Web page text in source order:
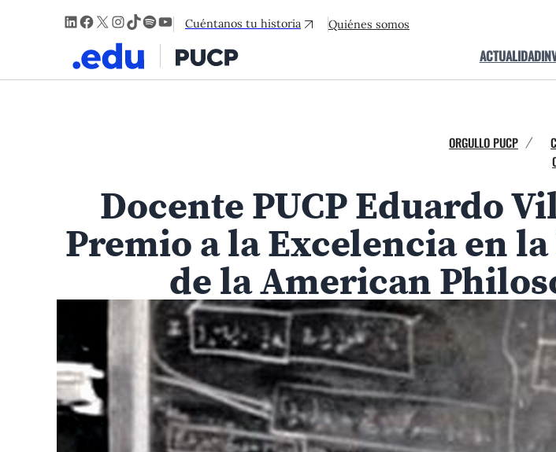
LinkedIn
Facebook
X Instagram
TikTok
Spotify
YouTube
Cuéntanos tu historia Quiénes somos
ACTUALIDAD
ORGULLO PUCP /
Docente PUCP Eduardo
Premio a la Excelencia en
de la American